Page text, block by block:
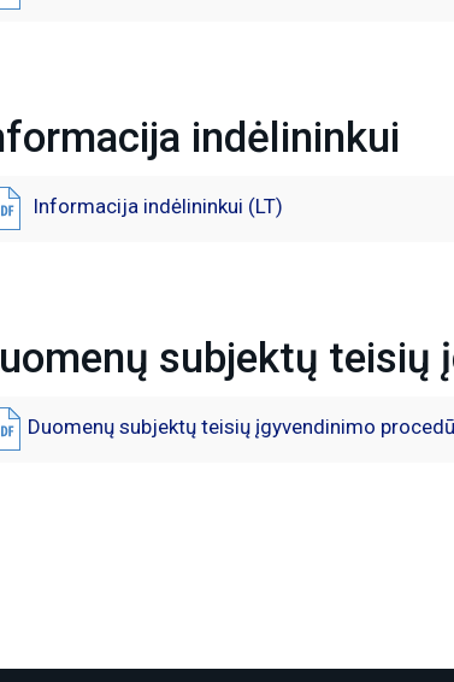
indėlininkui
Informacija indėlininkui (LT)
subjektų teisių
Duomenų subjektų teisių įgyvendinimo